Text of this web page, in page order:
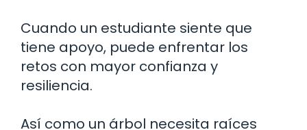
Cuando un estudiante siente que
tiene apoyo, puede enfrentar los
retos con mayor confianza y
resiliencia.
Así como un árbol necesita raíces